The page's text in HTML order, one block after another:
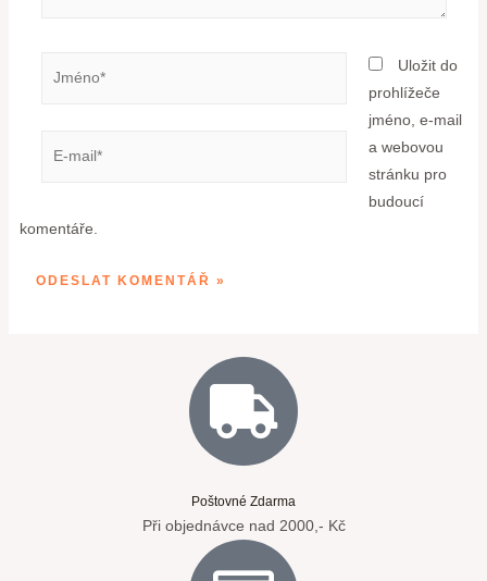
Uložit do
prohlížeče
jméno, e-mail
a webovou
stránku pro
budoucí
komentáře.
Poštovné Zdarma
Při objednávce nad 2000,- Kč